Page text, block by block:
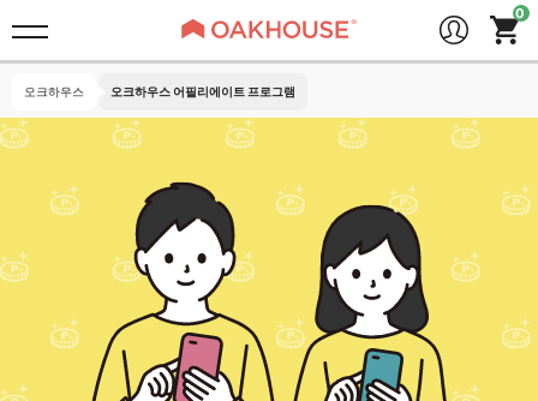
오크하우스 오크하우스 어필리에이트 프로그램